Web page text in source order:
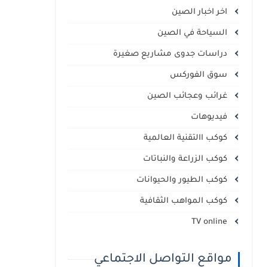
اخر اخبار الصين
السياحة في الصين
دراسات جدوى مشاريع صغيرة
سوق الفوركس
غرائب وعجائب الصين
فيديوهات
كوكب االتقنية العالمية
كوكب الزراعة والنباتات
كوكب الطيور والحيوانات
كوكب المواهب الثقافية
مواقع التواصل الاجتماعي